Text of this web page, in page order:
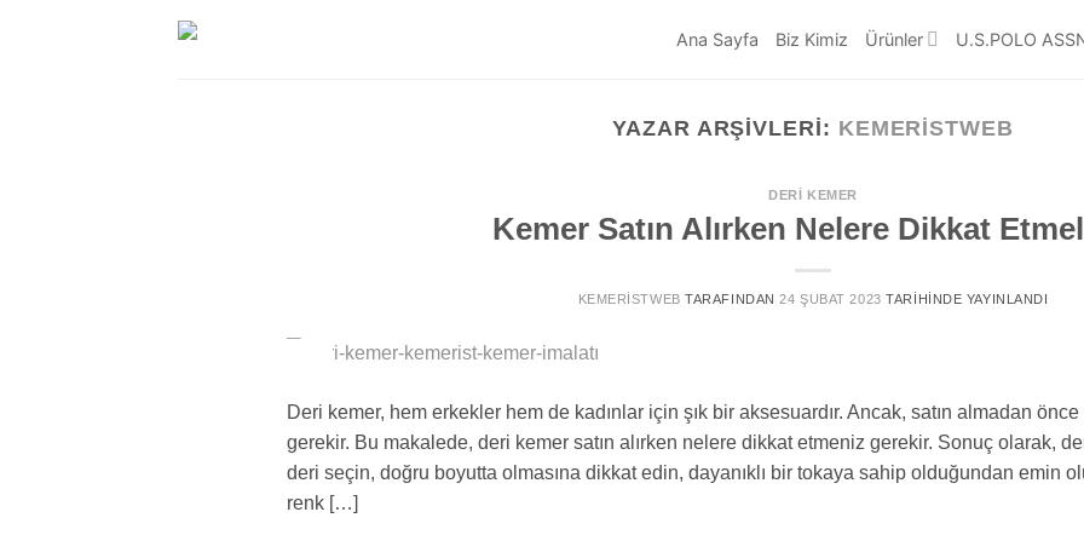
Ana Sayfa Biz Kimiz Ürünler U.S.POLO
YAZAR ARŞIVLERI: KEMERISTWEB
DERI KEMER
Kemer Satın Alırken Nelere Dikkat
KEMERISTWEB TARAFINDAN 24 ŞUBAT 2023 TARIHINDE YAYINLANDI
Deri kemer, hem erkekler hem de kadınlar için şık bir aksesuardır. Ancak, satın almadan
gerekir. Bu makalede, deri kemer satın alırken nelere dikkat etmeniz gerekir. Sonuç olarak,
deri seçin, doğru boyutta olmasına dikkat edin, dayanıklı bir tokaya sahip olduğundan emin
renk […]